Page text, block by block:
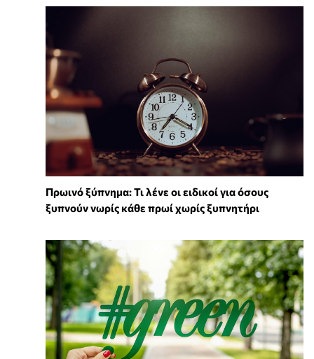
Πρωινό ξύπνημα: Τι λένε οι ειδικοί για όσους
ξυπνούν νωρίς κάθε πρωί χωρίς ξυπνητήρι